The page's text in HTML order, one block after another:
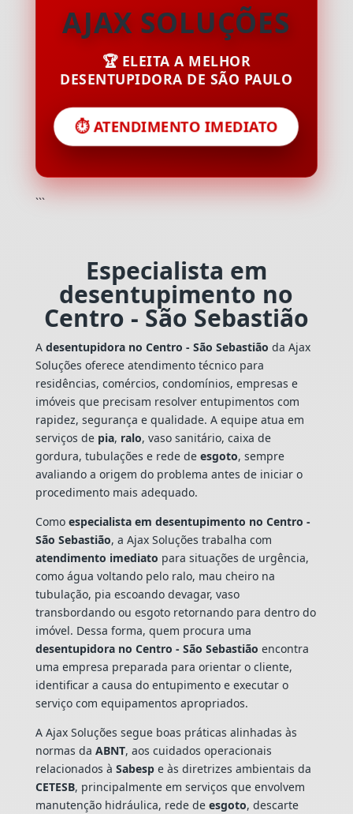
AJAX SOLUÇÕES
🏆 ELEITA A MELHOR
DESENTUPIDORA DE SÃO PAULO
⏱️ ATENDIMENTO IMEDIATO
```
Especialista em
desentupimento no
Centro - São Sebastião
A desentupidora no Centro - São Sebastião da Ajax
Soluções oferece atendimento técnico para
residências, comércios, condomínios, empresas e
imóveis que precisam resolver entupimentos com
rapidez, segurança e qualidade. A equipe atua em
serviços de pia, ralo, vaso sanitário, caixa de
gordura, tubulações e rede de esgoto, sempre
avaliando a origem do problema antes de iniciar o
procedimento mais adequado.
Como especialista em desentupimento no Centro -
São Sebastião, a Ajax Soluções trabalha com
atendimento imediato para situações de urgência,
como água voltando pelo ralo, mau cheiro na
tubulação, pia escoando devagar, vaso
transbordando ou esgoto retornando para dentro do
imóvel. Dessa forma, quem procura uma
desentupidora no Centro - São Sebastião encontra
uma empresa preparada para orientar o cliente,
identificar a causa do entupimento e executar o
serviço com equipamentos apropriados.
A Ajax Soluções segue boas práticas alinhadas às
normas da ABNT, aos cuidados operacionais
relacionados à Sabespe às diretrizes ambientais da
CETESB, principalmente em serviços que envolvem
manutenção hidráulica, rede de esgoto, descarte